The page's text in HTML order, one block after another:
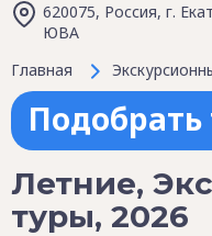
620075, Россия, г.
ЮВА
Главная
Подобрать
Летние,
туры, 2026